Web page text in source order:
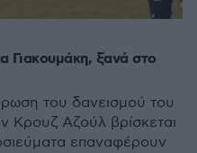
Γιακουμάκη, ξανά στο
του δανεισμού του
Κρουζ Αζούλ βρίσκεται
επαναφέρουν